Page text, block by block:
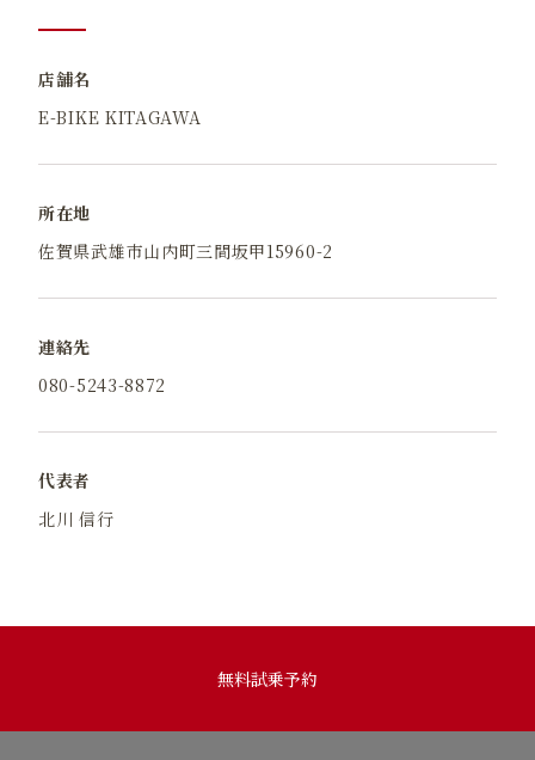
店舗名
E-BIKE KITAGAWA
所在地
佐賀県武雄市山内町三間坂甲15960-2
連絡先
080-5243-8872
代表者
北川 信行
無料試乗予約